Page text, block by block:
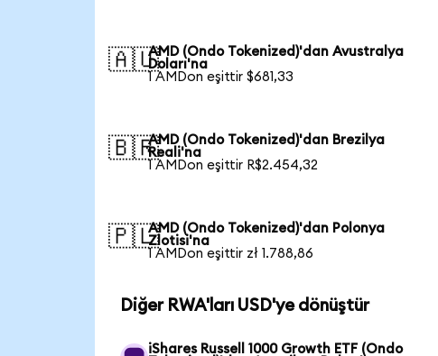
🇦🇺AMD (Ondo Tokenized)'dan Avustralya
Doları'na
1 AMDon eşittir $681,33
🇧🇷AMD (Ondo Tokenized)'dan Brezilya
Reali'na
1 AMDon eşittir R$2.454,32
🇵🇱AMD (Ondo Tokenized)'dan Polonya
Zlotisi'na
1 AMDon eşittir zł 1.788,86
Diğer RWA'ları USD'ye dönüştür
iShares Russell 1000 Growth ETF (Ondo